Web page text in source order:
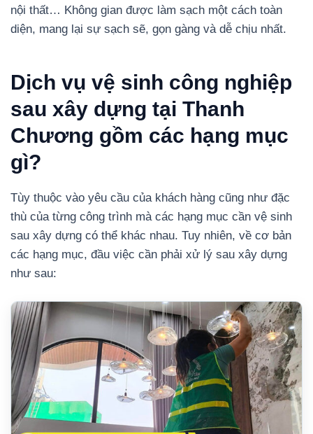
nội thất… Không gian được làm sạch một cách toàn
diện, mang lại sự sạch sẽ, gọn gàng và dễ chịu nhất.
Dịch vụ vệ sinh công nghiệp
sau xây dựng tại Thanh
Chương gồm các hạng mục
gì?
Tùy thuộc vào yêu cầu của khách hàng cũng như đặc
thù của từng công trình mà các hạng mục cần vệ sinh
sau xây dựng có thể khác nhau. Tuy nhiên, về cơ bản
các hạng mục, đầu việc cần phải xử lý sau xây dựng
như sau: